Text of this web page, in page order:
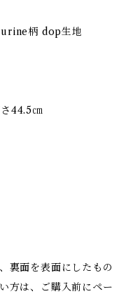
柄 dop生地
44.5㎝
裏面を表面にしたもの
方は、ご購入前にペー